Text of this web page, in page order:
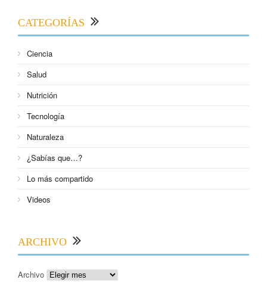
CATEGORÍAS
Ciencia
Salud
Nutrición
Tecnología
Naturaleza
¿Sabías que…?
Lo más compartido
Videos
ARCHIVO
Archivo